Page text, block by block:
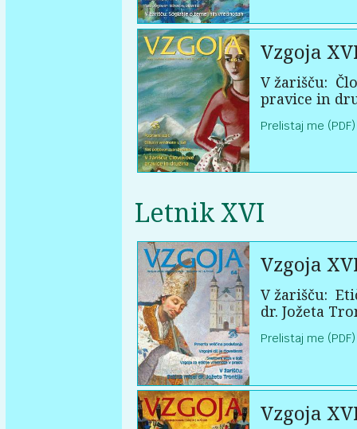
Vzgoja
V žarišču:
pravice in
Prelistaj me (PDF)
Letnik XVI
Vzgoja
V žarišču:
dr. Jožeta
Prelistaj me (PDF)
Vzgoja